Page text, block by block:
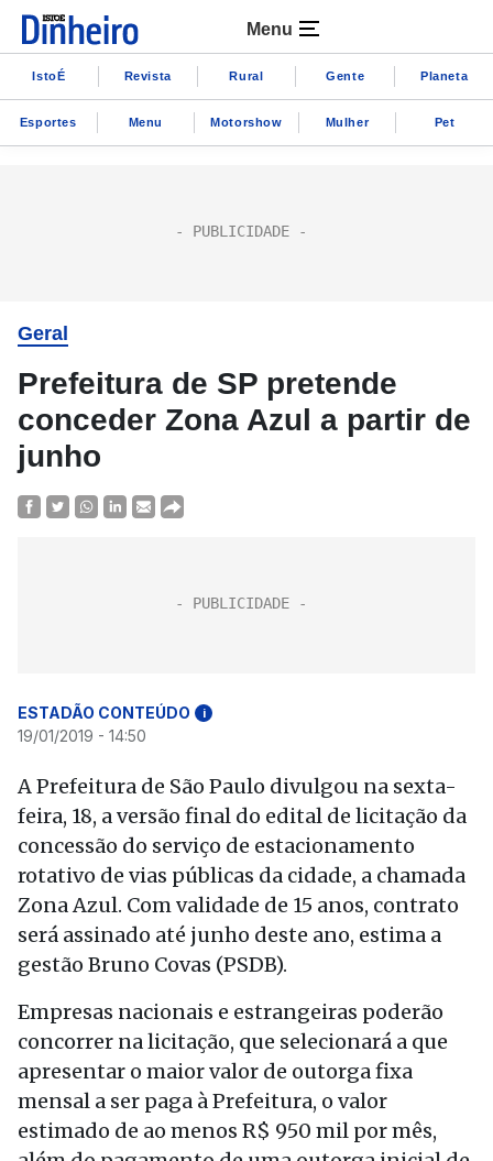
Menu
IstoÉ Revista Rural Gente Planeta
Esportes Menu Motorshow Mulher Pet
Geral
Prefeitura de SP pretende
conceder Zona Azul a partir de
junho
ESTADÃO CONTEÚDO i
19/01/2019 - 14:50
A Prefeitura de São Paulo divulgou na sexta-
feira, 18, a versão final do edital de licitação da
concessão do serviço de estacionamento
rotativo de vias públicas da cidade, a chamada
Zona Azul. Com validade de 15 anos, contrato
será assinado até junho deste ano, estima a
gestão Bruno Covas (PSDB).
Empresas nacionais e estrangeiras poderão
concorrer na licitação, que selecionará a que
apresentar o maior valor de outorga fixa
mensal a ser paga à Prefeitura, o valor
estimado de ao menos R$ 950 mil por mês,